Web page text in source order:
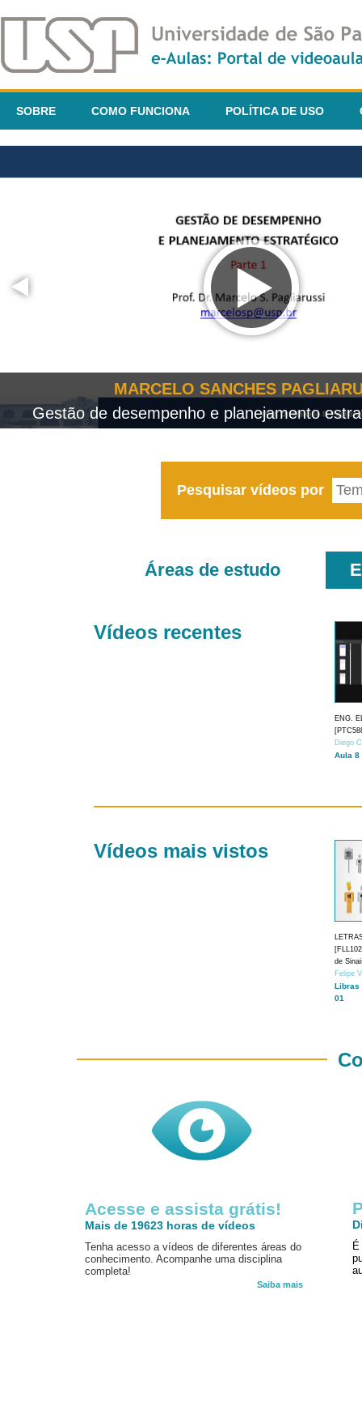
SOBRE COMO FUNCIONA POLÍTICA DE USO
MARCELO SANCHES
Gestão de desempenho e planejamento
Pesquisar vídeos por
Áreas de estudo
Vídeos recentes
ENG.
Diego
Aula 8
Vídeos mais vistos
de
Felipe
Libras
01
Acesse e assista grátis!
Mais de 19623 horas de vídeos
Tenha acesso a vídeos de diferentes áreas do
conhecimento. Acompanhe uma disciplina
completa!
Saiba mais